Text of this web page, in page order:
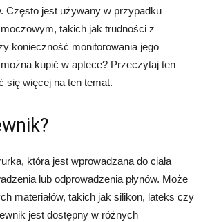
Często jest używany w przypadku
takich jak trudności z
konieczność monitorowania jego
kupić w aptece? Przeczytaj ten
się więcej na ten temat.
która jest wprowadzana do ciała
lub odprowadzenia płynów. Może
materiałów, takich jak silikon, lateks czy
jest dostępny w różnych